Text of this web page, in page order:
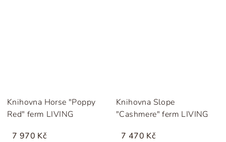
Knihovna Horse "Poppy
Red" ferm LIVING
7 970 Kč
Knihovna Slope
"Cashmere" ferm LIVING
7 470 Kč